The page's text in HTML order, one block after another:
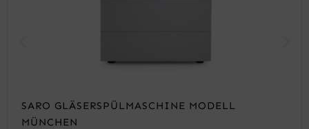
SARO GLÄSERSPÜLMASCHINE MODELL
MÜNCHEN